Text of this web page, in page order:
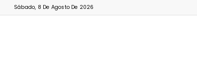
Sábado, 8 De Agosto De 2026